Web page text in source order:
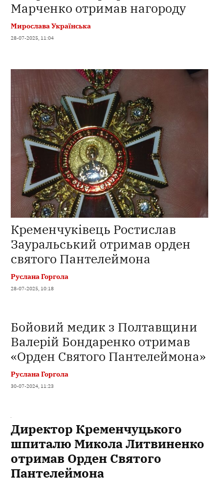
Марченко отримав нагороду
Мирослава Українська
28-07-2025, 11:04
Кременчуківець Ростислав
Зауральський отримав орден
святого Пантелеймона
Руслана Горгола
28-07-2025, 10:18
Бойовий медик з Полтавщини
Валерій Бондаренко отримав
«Орден Святого Пантелеймона»
Руслана Горгола
30-07-2024, 11:23
Директор Кременчуцького
шпиталю Микола Литвиненко
отримав Орден Святого
Пантелеймона